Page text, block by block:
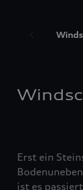
Erst ein
ist es